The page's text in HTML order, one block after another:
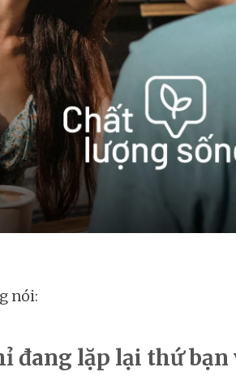
nói:
đang lặp lại thứ bạn